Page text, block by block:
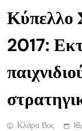
Κύπελλο
2017:
Κλάρα Βος